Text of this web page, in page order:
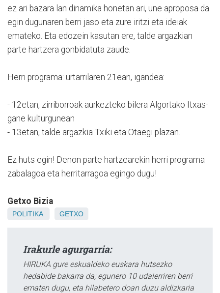
ez ari bazara lan dinamika honetan ari, une aproposa da
egin dugunaren berri jaso eta zure iritzi eta ideiak
emateko. Eta edozein kasutan ere, talde argazkian
parte hartzera gonbidatuta zaude.
Herri programa: urtarrilaren 21ean, igandea:
- 12etan, zirriborroak aurkezteko bilera Algortako Itxas-
gane kulturgunean
- 13etan, talde argazkia Txiki eta Otaegi plazan.
Ez huts egin! Denon parte hartzearekin herri programa
zabalagoa eta herritarragoa egingo dugu!
Getxo Bizia
POLITIKA GETXO
Irakurle agurgarria:
HIRUKA gure eskualdeko euskara hutsezko
hedabide bakarra da; egunero 10 udalerriren berri
ematen dugu, eta hilabetero doan duzu aldizkaria